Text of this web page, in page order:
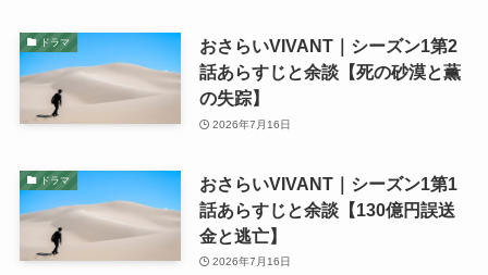
ドラマ
おさらいVIVANT｜シーズン1第2
話あらすじと余談【死の砂漠と薫
の失踪】
2026年7月16日
ドラマ
おさらいVIVANT｜シーズン1第1
話あらすじと余談【130億円誤送
金と逃亡】
2026年7月16日